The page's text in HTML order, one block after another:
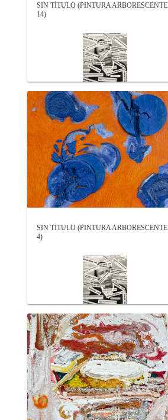
SIN TÍTULO (PINTURA ARBORESCENTE
14)
SIN TÍTULO (PINTURA ARBORESCENTE
4)